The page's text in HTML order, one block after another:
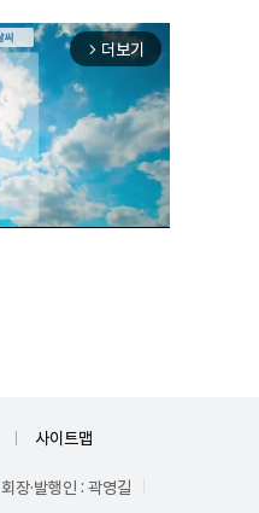
arrow_forward_ios 더보기
사이트맵
회장·발행인 : 곽영길